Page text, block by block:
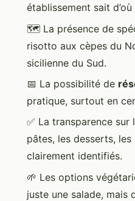
établissement sait
🗺️ La présence de
risotto aux cèpes du
sicilienne du Sud.
📅 La possibilité de
pratique, surtout en
✅ La transparence
pâtes, les desserts,
clairement identifiés.
🌱 Les options
juste une salade, mais